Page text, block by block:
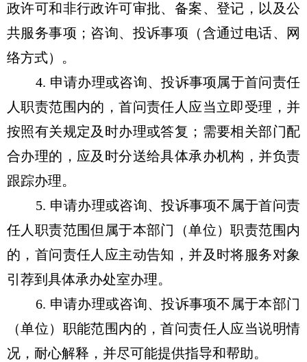
政许可和非行政许可审批、备案、登记，以及公
共服务事项；咨询、投诉事项（含通过电话、网
络方式）。
4. 申请办理或咨询、投诉事项属于首问责任
人职责范围内的，首问责任人应当立即受理，并
按照有关规定及时办理或答复；需要相关部门配
合办理的，应及时分送给具体承办机构，并负责
跟踪办理。
5. 申请办理或咨询、投诉事项不属于首问责
任人职责范围但属于本部门（单位）职责范围内
的，首问责任人应主动告知，并及时将服务对象
引荐到具体承办处室办理。
6. 申请办理或咨询、投诉事项不属于本部门
（单位）职能范围内的，首问责任人应当说明情
况，耐心解释，并尽可能提供指导和帮助。